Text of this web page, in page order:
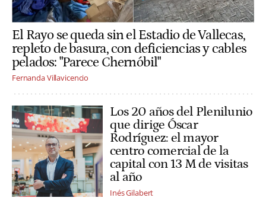
El Rayo se queda sin el Estadio de Vallecas,
repleto de basura, con deficiencias y cables
pelados: "Parece Chernóbil"
Fernanda Villavicencio
Los 20 años del Plenilunio
que dirige Óscar
Rodríguez: el mayor
centro comercial de la
capital con 13 M de visitas
al año
Inés Gilabert